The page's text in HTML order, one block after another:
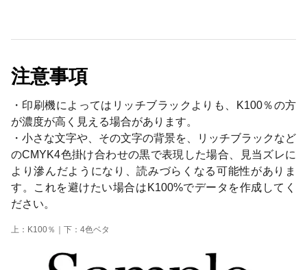
注意事項
・印刷機によってはリッチブラックよりも、K100％の方
が濃度が高く見える場合があります。
・小さな文字や、その文字の背景を、リッチブラックなど
のCMYK4色掛け合わせの黒で表現した場合、見当ズレに
より滲んだようになり、読みづらくなる可能性がありま
す。これを避けたい場合はK100%でデータを作成してく
ださい。
上：K100％｜下：4色ベタ